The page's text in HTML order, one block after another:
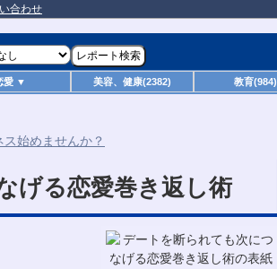
合わせ
愛 ▼ 美容、健康(2382) 教育(984)
げる恋愛巻き返し術